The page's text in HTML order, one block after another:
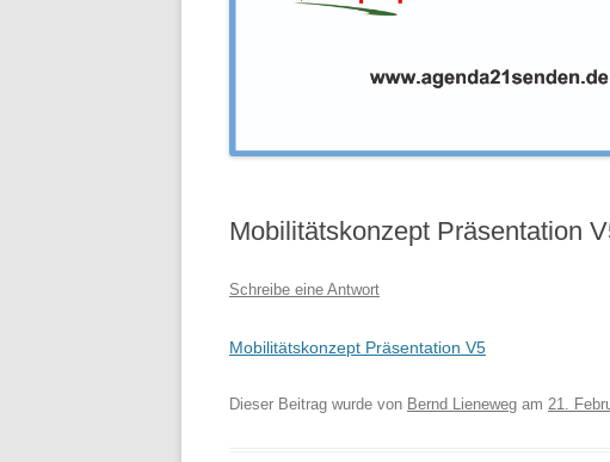
Mobilitätskonzept Präsentation
Schreibe eine Antwort
Mobilitätskonzept Präsentation V5
Dieser Beitrag wurde von Bernd Lieneweg am 21.